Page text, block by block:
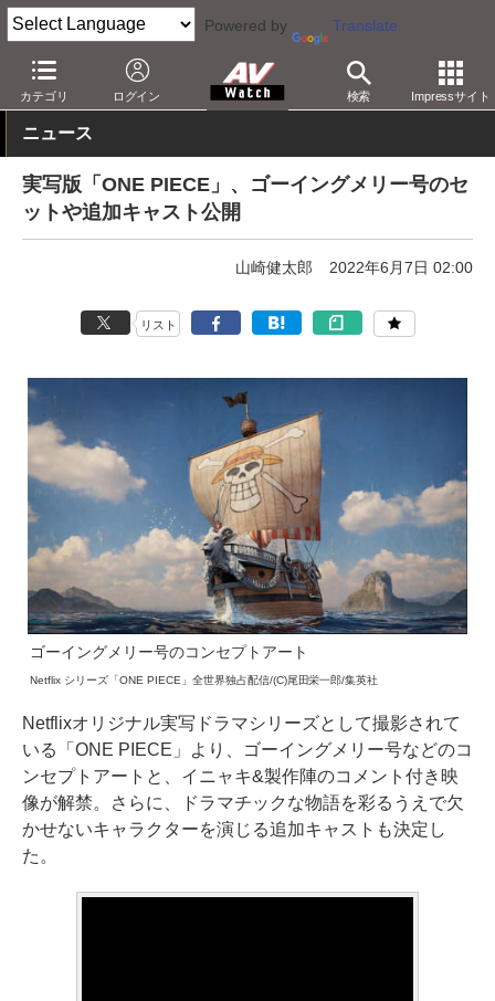
Powered by Translate
カテゴリ ログイン 検索 Impressサイト
AV Watch コンテンツ・サービス 映像配信 Netflix
ニュース
実写版「ONE PIECE」、ゴーイングメリー号のセ
ットや追加キャスト公開
山崎健太郎 2022年6月7日 02:00
リスト
ゴーイングメリー号のコンセプトアート
Netflix シリーズ「ONE PIECE」全世界独占配信/(C)尾田栄一郎/集英社
Netflixオリジナル実写ドラマシリーズとして撮影されて
いる「ONE PIECE」より、ゴーイングメリー号などのコ
ンセプトアートと、イニャキ&製作陣のコメント付き映
像が解禁。さらに、ドラマチックな物語を彩るうえで欠
かせないキャラクターを演じる追加キャストも決定し
た。